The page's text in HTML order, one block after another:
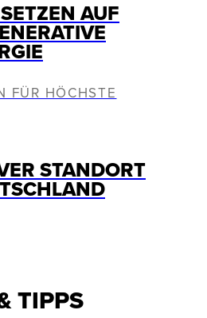
AUF
FÜR HÖCHSTE
STANDORT
TIPPS